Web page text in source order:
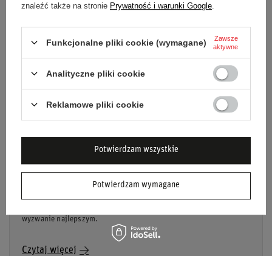
KTO JEST NAJLEPSZYM KIEROWCĄ F1?
Debata o tym, kto jest najlepszym kierowcą Formuły 1, niezmiennie
budzi emocje wśród fanów motorsportu na całym świecie. Sezon
2025 przyniósł fascynującą rywalizację między doświadczonymi
wyzwanie najlepszym.
Czytaj więcej
znaleźć także na stronie Prywatność i warunki Google
Funkcjonalne pliki cookie (wymagane)
Zawsze
aktywne
Analityczne pliki cookie
Reklamowe pliki cookie
Potwierdzam wymagane
Potwierdzam wszystkie